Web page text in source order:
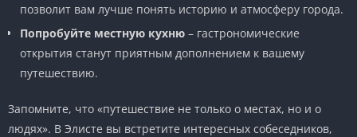
позволит вам лучше понять историю и атмосферу города.
Попробуйте местную кухню – гастрономические
открытия станут приятным дополнением к вашему
путешествию.
Запомните, что «путешествие не только о местах, но и о
людях». В Элисте вы встретите интересных собеседников,